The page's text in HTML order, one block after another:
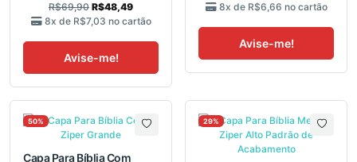
R$69,90 R$48,49
8x de R$7,03 no cartão
Avise-me!
8x de R$6,66 no cartão
Avise-me!
50%
Capa Para Bíblia Com
29%